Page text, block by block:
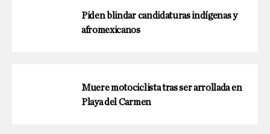
Piden blindar candidaturas indígenas y
afromexicanos
Muere motociclista tras ser arrollada en
Playa del Carmen